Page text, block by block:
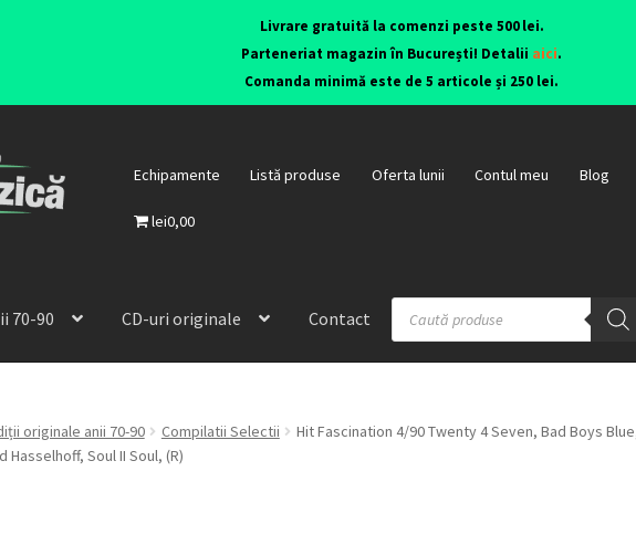
Livrare gratuită la comenzi peste 500 lei.
Parteneriat magazin în București! Detalii aici.
Comanda minimă este de 5 articole și 250 lei.
Echipamente Listă produse Oferta lunii Contul meu Blog
lei0,00
70-90 CD-uri originale Contact
originale anii 70-90 Compilatii Selectii
Hit Fascination 4/90 Twenty 4 Seven, Bad Boys
Hasselhoff, Soul II Soul, (R)